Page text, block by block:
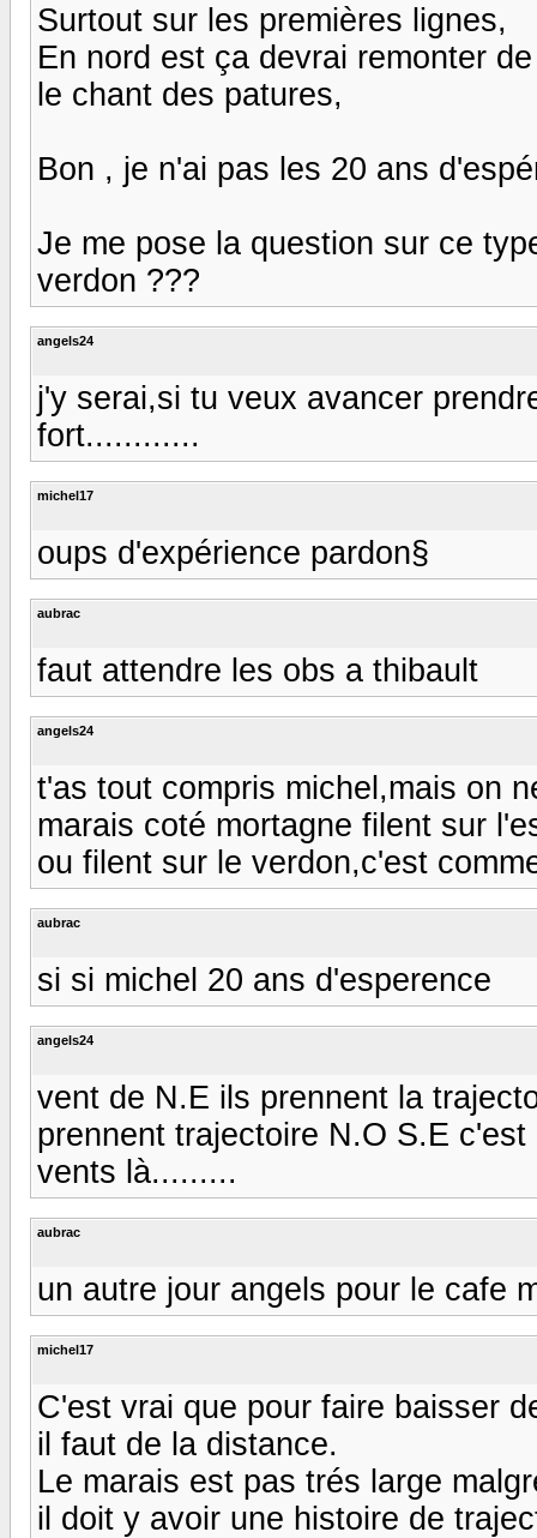
Surtout sur les premières lignes,
En nord est ça devrai remonter
le chant des patures,
Bon , je n'ai pas les 20 ans
Je me pose la question sur ce
verdon ???
angels24
j'y serai,si tu veux avancer
fort............
michel17
oups d'expérience pardon§
aubrac
faut attendre les obs a thibault
angels24
t'as tout compris michel,mais on
marais coté mortagne filent sur
ou filent sur le verdon,c'est
aubrac
si si michel 20 ans d'esperence
angels24
vent de N.E ils prennent la
prennent trajectoire N.O S.E
vents là.........
aubrac
un autre jour angels pour le cafe
michel17
C'est vrai que pour faire baisser
il faut de la distance.
Le marais est pas trés large
il doit y avoir une histoire de